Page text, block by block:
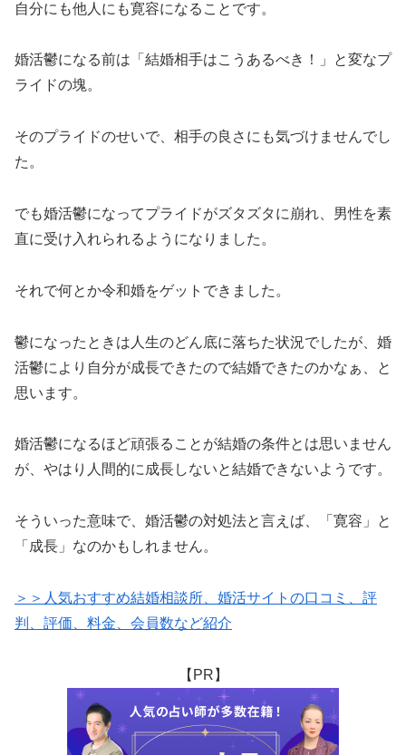
自分にも他人にも寛容になることです。
婚活鬱になる前は「結婚相手はこうあるべき！」と変なプ
ライドの塊。
そのプライドのせいで、相手の良さにも気づけませんでし
た。
でも婚活鬱になってプライドがズタズタに崩れ、男性を素
直に受け入れられるようになりました。
それで何とか令和婚をゲットできました。
鬱になったときは人生のどん底に落ちた状況でしたが、婚
活鬱により自分が成長できたので結婚できたのかなぁ、と
思います。
婚活鬱になるほど頑張ることが結婚の条件とは思いません
が、やはり人間的に成長しないと結婚できないようです。
そういった意味で、婚活鬱の対処法と言えば、「寛容」と
「成長」なのかもしれません。
＞＞人気おすすめ結婚相談所、婚活サイトの口コミ、評
判、評価、料金、会員数など紹介
【PR】